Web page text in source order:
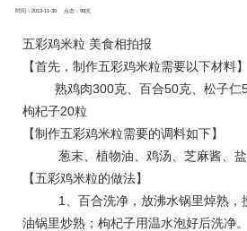
时间：2013-11-30 点击：98次
五彩鸡米粒 美食相拍报
【首先，制作五彩鸡米粒需要以下材料】
熟鸡肉300克、百合50克、松子仁
枸杞子20粒
【制作五彩鸡米粒需要的调料如下】
葱末、植物油、鸡汤、芝麻酱、盐
【五彩鸡米粒的做法】
1、百合洗净，放沸水锅里焯熟，
油锅里炒熟；枸杞子用温水泡好后洗净。